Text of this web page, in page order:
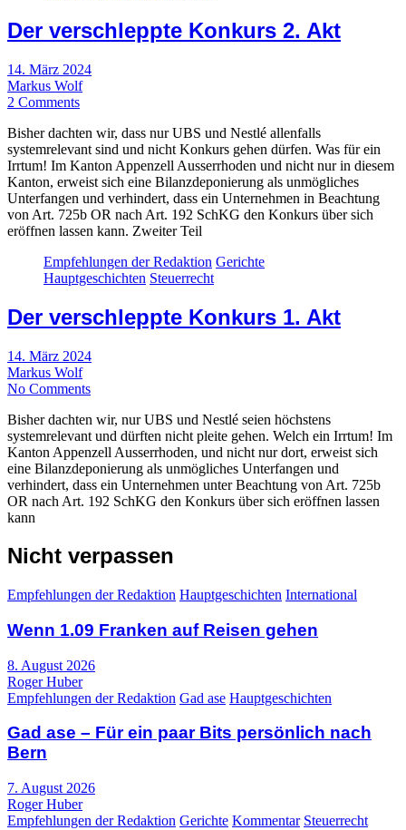
Der verschleppte Konkurs 2. Akt
14. März 2024
Markus Wolf
2 Comments
Bisher dachten wir, dass nur UBS und Nestlé allenfalls
systemrelevant sind und nicht Konkurs gehen dürfen. Was für ein
Irrtum! Im Kanton Appenzell Ausserrhoden und nicht nur in diesem
Kanton, erweist sich eine Bilanzdeponierung als unmögliches
Unterfangen und verhindert, dass ein Unternehmen in Beachtung
von Art. 725b OR nach Art. 192 SchKG den Konkurs über sich
eröffnen lassen kann. Zweiter Teil
Empfehlungen der Redaktion Gerichte
Hauptgeschichten Steuerrecht
Der verschleppte Konkurs 1. Akt
14. März 2024
Markus Wolf
No Comments
Bisher dachten wir, nur UBS und Nestlé seien höchstens
systemrelevant und dürften nicht pleite gehen. Welch ein Irrtum! Im
Kanton Appenzell Ausserrhoden, und nicht nur dort, erweist sich
eine Bilanzdeponierung als unmögliches Unterfangen und
verhindert, dass ein Unternehmen unter Beachtung von Art. 725b
OR nach Art. 192 SchKG den Konkurs über sich eröffnen lassen
kann
Nicht verpassen
Empfehlungen der Redaktion Hauptgeschichten International
Wenn 1.09 Franken auf Reisen gehen
8. August 2026
Roger Huber
Empfehlungen der Redaktion Gad ase Hauptgeschichten
Gad ase – Für ein paar Bits persönlich nach
Bern
7. August 2026
Roger Huber
Empfehlungen der Redaktion Gerichte Kommentar Steuerrecht